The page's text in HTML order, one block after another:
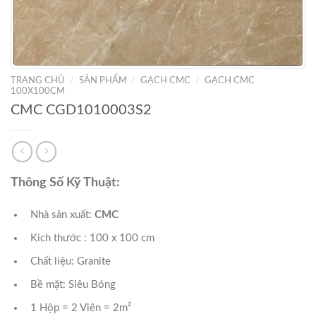
TRANG CHỦ / SẢN PHẨM / GẠCH CMC /
GẠCH CMC
100X100CM
CMC CGD1010003S2
Thông Số Kỹ Thuật:
Nhà sản xuất: CMC
Kích thước : 100 x 100 cm
Chất liệu: Granite
Bề mặt: Siêu Bóng
1 Hộp = 2 Viên = 2m²